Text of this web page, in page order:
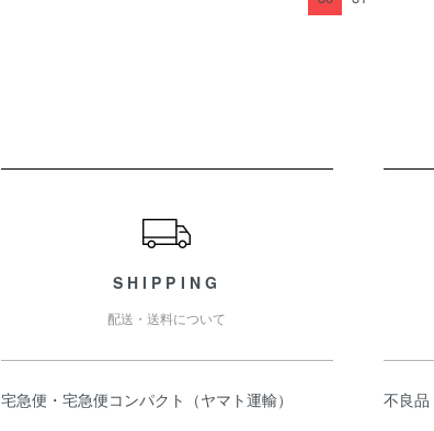
SHIPPING
配送・送料について
宅急便・宅急便コンパクト（ヤマト運輸）
不良品